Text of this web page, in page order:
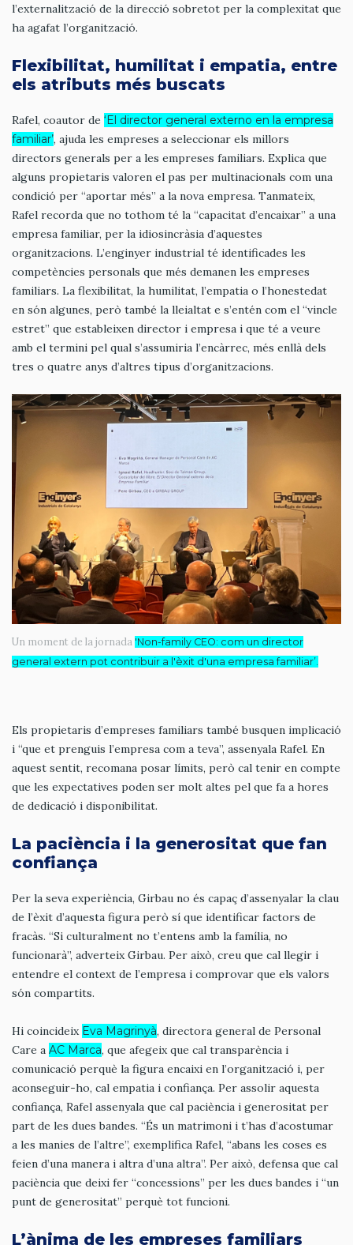
l’externalització de la direcció sobretot per la complexitat que
ha agafat l’organització.
Flexibilitat, humilitat i empatia, entre
els atributs més buscats
Rafel, coautor de ‘El director general externo en la empresa
familiar’, ajuda les empreses a seleccionar els millors
directors generals per a les empreses familiars. Explica que
alguns propietaris valoren el pas per multinacionals com una
condició per “aportar més” a la nova empresa. Tanmateix,
Rafel recorda que no tothom té la “capacitat d’encaixar” a una
empresa familiar, per la idiosincràsia d’aquestes
organitzacions. L’enginyer industrial té identificades les
competències personals que més demanen les empreses
familiars. La flexibilitat, la humilitat, l’empatia o l’honestedat
en són algunes, però també la lleialtat e s’entén com el “vincle
estret” que estableixen director i empresa i que té a veure
amb el termini pel qual s’assumiria l’encàrrec, més enllà dels
tres o quatre anys d’altres tipus d’organitzacions.
Un moment de la jornada 'Non-family CEO: com un director
general extern pot contribuir a l'èxit d'una empresa familiar’.
Els propietaris d’empreses familiars també busquen implicació
i “que et prenguis l’empresa com a teva”, assenyala Rafel. En
aquest sentit, recomana posar límits, però cal tenir en compte
que les expectatives poden ser molt altes pel que fa a hores
de dedicació i disponibilitat.
La paciència i la generositat que fan
confiança
Per la seva experiència, Girbau no és capaç d’assenyalar la clau
de l’èxit d’aquesta figura però sí que identificar factors de
fracàs. “Si culturalment no t’entens amb la família, no
funcionarà”, adverteix Girbau. Per això, creu que cal llegir i
entendre el context de l’empresa i comprovar que els valors
són compartits.
Hi coincideix Eva Magrinyà, directora general de Personal
Care a AC Marca, que afegeix que cal transparència i
comunicació perquè la figura encaixi en l’organització i, per
aconseguir-ho, cal empatia i confiança. Per assolir aquesta
confiança, Rafel assenyala que cal paciència i generositat per
part de les dues bandes. “És un matrimoni i t’has d’acostumar
a les manies de l’altre”, exemplifica Rafel, “abans les coses es
feien d’una manera i altra d’una altra”. Per això, defensa que cal
paciència que deixi fer “concessions” per les dues bandes i “un
punt de generositat” perquè tot funcioni.
L’ànima de les empreses familiars